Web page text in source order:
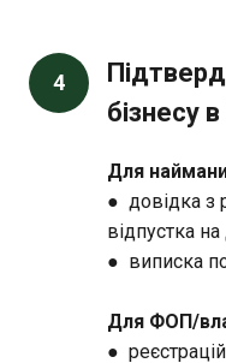
4
бізнесу в
Для
● довідка з
відпустка
● виписка
Для ФОП/
●